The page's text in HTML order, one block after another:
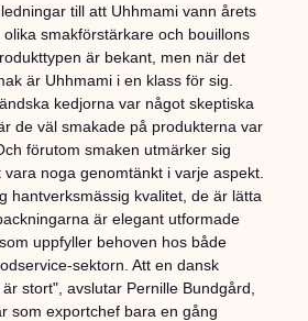
till att Uhhmami vann årets
smakförstärkare och bouillons
är bekant, men när det
är Uhhmami i en klass för sig.
kedjorna var något skeptiska
de väl smakade på produkterna var
förutom smaken utmärker sig
noga genomtänkt i varje aspekt.
hantverksmässig kvalitet, de är lätta
är elegant utformade
uppfyller behoven hos både
sektorn. Att en dansk
stort", avslutar Pernille Bundgård,
som exportchef bara en gång